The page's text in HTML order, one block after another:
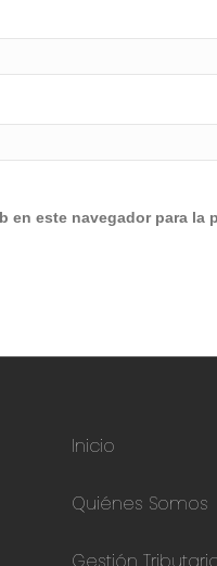
en este navegador para la
Inicio
Quiénes Somos